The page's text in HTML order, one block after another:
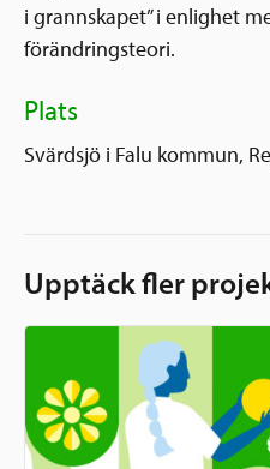
i grannskapet” i enlighet
förändringsteori.
Plats
Svärdsjö i Falu kommun,
Upptäck fler